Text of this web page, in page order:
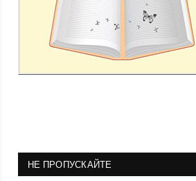
НЕ ПРОПУСКАЙТЕ